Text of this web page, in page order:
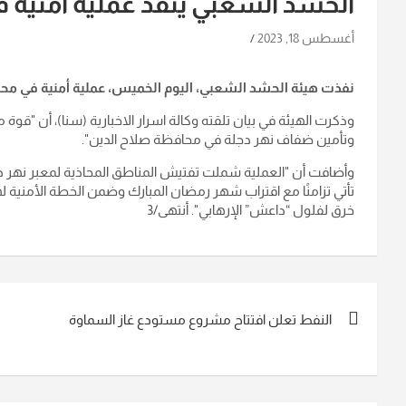
أغسطس 18, 2023
نفذت هيئة الحشد الشعبي، اليوم الخميس، عملية أمنية في
وذكرت الهيئة في بيان تلقته وكالة اسرار الاخبارية (سنا)، أن
وتأمين ضفاف نهر دجلة في محافظة صلاح الدين".
وأضافت أن "العملية شملت تفتيش المناطق المحاذية لمعبر نهر
تأتي تزامنًا مع اقتراب شهر رمضان المبارك وضمن الخطة
خرق لفلول “داعش” الإرهابي". أنتهى/3
المقالات
النفط تعلن افتتاح مشروع مستودع غاز السماوة